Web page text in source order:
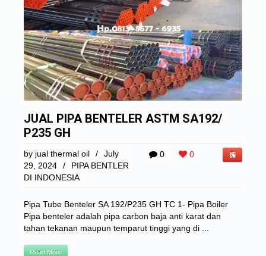
JUAL PIPA BENTELER ASTM SA192/
P235 GH
0 0
by jual thermal oil /
July
29, 2024
/
PIPA BENTLER
DI INDONESIA
Pipa Tube Benteler SA 192/P235 GH TC 1- Pipa Boiler
Pipa benteler adalah pipa carbon baja anti karat dan
tahan tekanan maupun temparut tinggi yang di ...
Read More